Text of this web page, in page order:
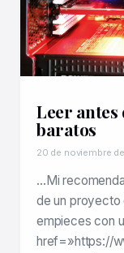
Leer
baratos
20 de noviembre
…Mi
de un proyecto
empieces con
href=»https://